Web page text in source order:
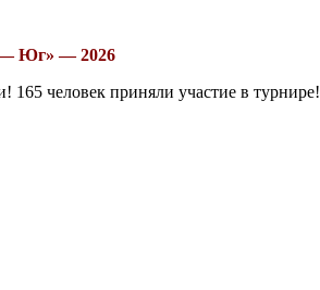
— Юг» — 2026
человек приняли участие в турнире!